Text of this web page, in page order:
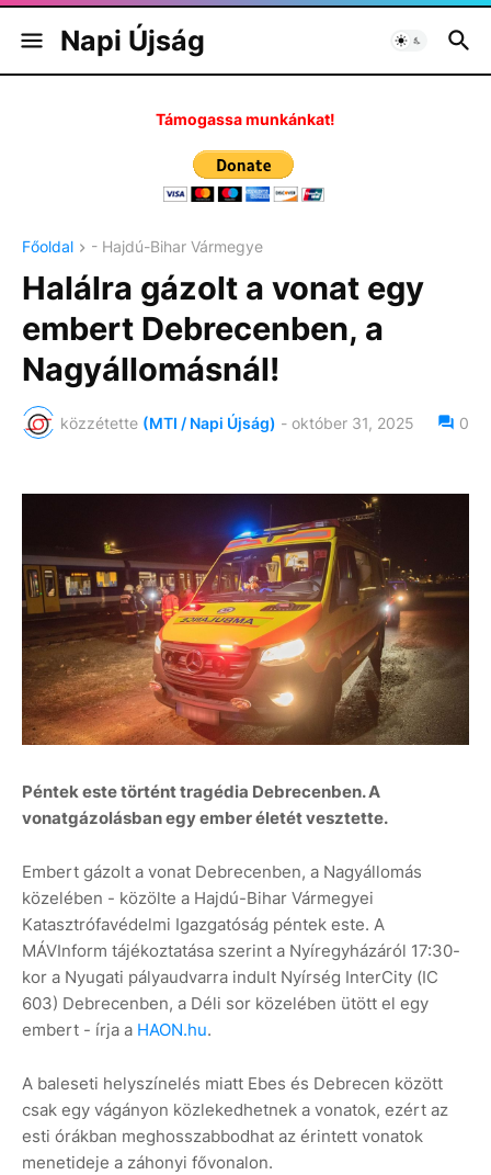
Napi Újság
Támogassa munkánkat!
Főoldal - Hajdú-Bihar Vármegye
Halálra gázolt a vonat egy
embert Debrecenben, a
Nagyállomásnál!
közzétette (MTI / Napi Újság) - október 31, 2025 0
Péntek este történt tragédia Debrecenben. A
vonatgázolásban egy ember életét vesztette.
Embert gázolt a vonat Debrecenben, a Nagyállomás
közelében - közölte a Hajdú-Bihar Vármegyei
Katasztrófavédelmi Igazgatóság péntek este. A
MÁVInform tájékoztatása szerint a Nyíregyházáról 17:30-
kor a Nyugati pályaudvarra indult Nyírség InterCity (IC
603) Debrecenben, a Déli sor közelében ütött el egy
embert - írja a HAON.hu.
A baleseti helyszínelés miatt Ebes és Debrecen között
csak egy vágányon közlekedhetnek a vonatok, ezért az
esti órákban meghosszabbodhat az érintett vonatok
menetideje a záhonyi fővonalon.